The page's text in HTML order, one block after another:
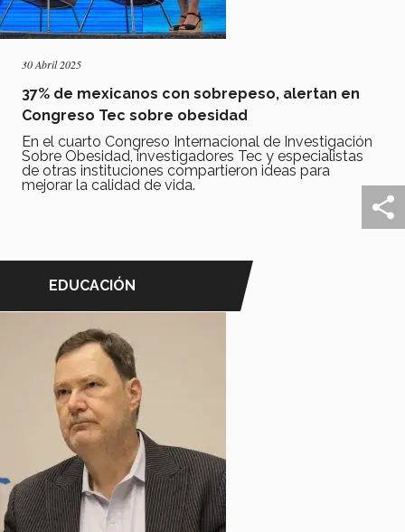
30 Abril 2025
37% de mexicanos con sobrepeso, alertan en
Congreso Tec sobre obesidad
En el cuarto Congreso Internacional de Investigación
Sobre Obesidad, investigadores Tec y especialistas
de otras instituciones compartieron ideas para
mejorar la calidad de vida.
EDUCACIÓN